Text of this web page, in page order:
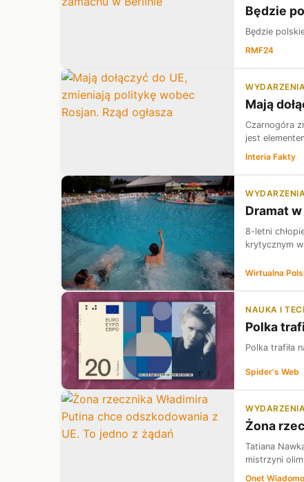
Będzie
Będzie
RMF24
WYDARZENIA
Mają
Czarnogóra
jest
Interia Fakty
WYDARZENIA
Dramat
8-letni
krytycznym
Wirtualna
NAUKA I
Polka
Polka trafiła
Spider's Web
WYDARZENIA
Żona
Tatiana
mistrzyni
Onet